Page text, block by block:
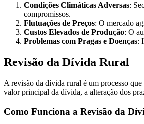
Condições Climáticas Adversas:
compromissos.
Flutuações de Preços: O mercado
Custos Elevados de Produção: O
Problemas com Pragas e Doenças:
Revisão da Dívida Rural
A revisão da dívida rural é um processo
valor principal da dívida, a alteração dos
Como Funciona a Revisão da